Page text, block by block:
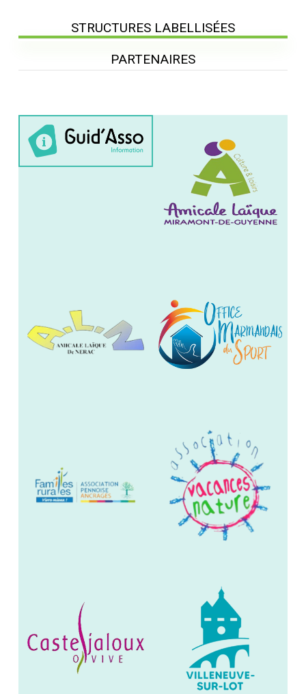
STRUCTURES LABELLISÉES
PARTENAIRES